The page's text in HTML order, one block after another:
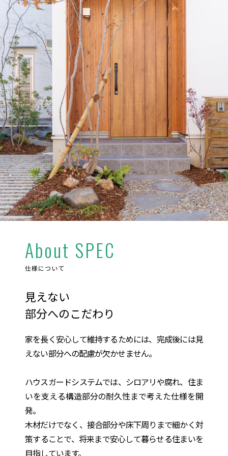
About SPEC
仕様について
見えない
部分へのこだわり
家を長く安心して維持するためには、完成後には見
えない部分への配慮が欠かせません。
ハウスガードシステムでは、シロアリや腐れ、住ま
いを支える構造部分の耐久性まで考えた仕様を開
発。
木材だけでなく、接合部分や床下周りまで細かく対
策することで、将来まで安心して暮らせる住まいを
目指しています。